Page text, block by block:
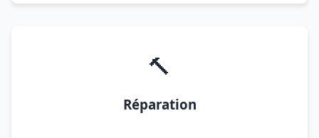
🔨
Réparation